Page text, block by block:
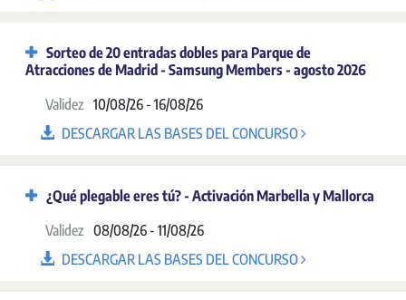
Sorteo de 20 entradas dobles para Parque de
Atracciones de Madrid - Samsung Members - agosto 2026
Validez 10/08/26 - 16/08/26
DESCARGAR LAS BASES DEL CONCURSO
¿Qué plegable eres tú? - Activación Marbella y Mallorca
Validez 08/08/26 - 11/08/26
DESCARGAR LAS BASES DEL CONCURSO